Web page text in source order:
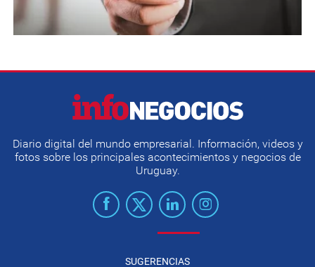
Diario digital del mundo empresarial. Información, videos y
fotos sobre los principales acontecimientos y negocios de
Uruguay.
SUGERENCIAS